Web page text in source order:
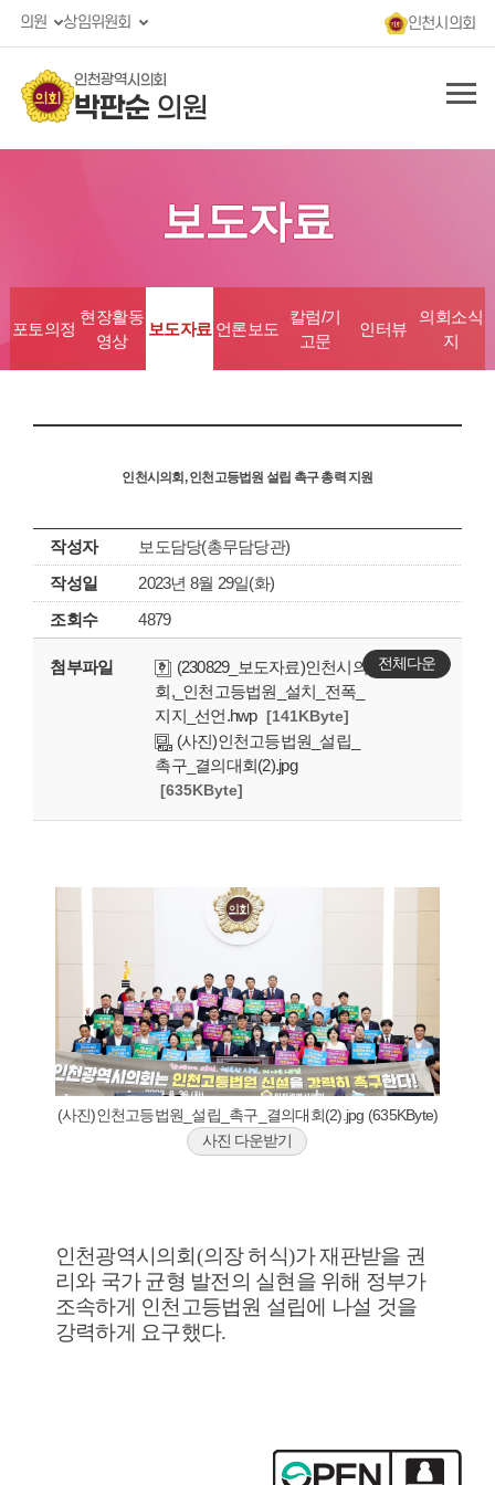
의원 상임위원회 인천시의회
인천광역시의회
박판순 의원
보도자료
포토의정
현장활동
영상
보도자료 언론보도
칼럼/기
고문
인터뷰
의회소식
지
인천시의회, 인천고등법원 설립 촉구 총력 지원
작성자
보도담당(총무담당관)
작성일
2023년 8월 29일(화)
조회수
4879
첨부파일
(230829_보도자료)인천시의
회,_인천고등법원_설치_전폭_
지지_선언.hwp
[141KByte]
(사진)인천고등법원_설립_
촉구_결의대회(2).jpg
[635KByte]
전체다운
(사진)인천고등법원_설립_촉구_결의대회(2).jpg (635KByte)
사진 다운받기
인천광역시의회(의장 허식)가 재판받을 권
리와 국가 균형 발전의 실현을 위해 정부가
조속하게 인천고등법원 설립에 나설 것을
강력하게 요구했다.